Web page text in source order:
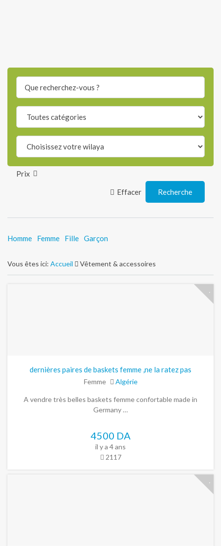
Search
for:
Prix
Effacer Recherche
Homme Femme Fille Garçon
Vous êtes ici: Accueil Vêtement & accessoires
dernières paires de baskets femme ,ne la ratez pas
Femme Algérie
A vendre très belles baskets femme confortable made in
Germany …
4500 DA
il y a 4 ans
2117